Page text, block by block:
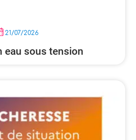
21/07/2026
eau sous tension